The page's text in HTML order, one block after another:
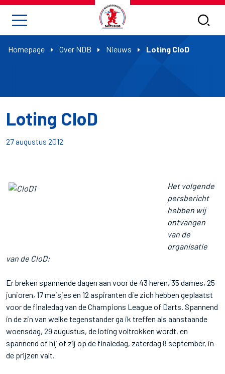
Homepage Over NDB Nieuws Loting CloD
Loting CloD
27 augustus 2012
Het volgende
persbericht
hebben wij
ontvangen
van de
organisatie
van de CloD:
Er breken spannende dagen aan voor de 43 heren, 35 dames, 25
junioren, 17 meisjes en 12 aspiranten die zich hebben geplaatst
voor de finaledag van de Champions League of Darts. Spannend
in de zin van welke tegenstander ga ik treffen als aanstaande
woensdag, 29 augustus, de loting voltrokken wordt, en
spannend of hij of zij op de finaledag, zaterdag 8 september, in
de prijzen valt.